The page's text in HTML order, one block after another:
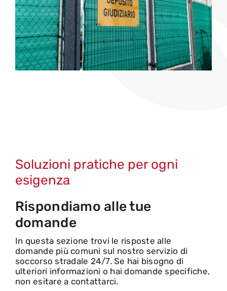
Soluzioni pratiche per ogni
esigenza
Rispondiamo alle tue
domande
In questa sezione trovi le risposte alle
domande più comuni sul nostro servizio di
soccorso stradale 24/7. Se hai bisogno di
ulteriori informazioni o hai domande specifiche,
non esitare a contattarci.